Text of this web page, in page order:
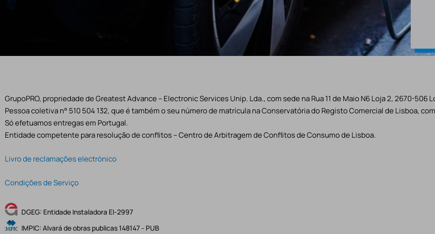
GrupoPRO, propriedade de Greatest Advance – Electronic Services Unip. Lda., com sede na Rua 11 de Maio N6 Loja 2, 2670-506
Pessoa coletiva n° 510 504 132, que é também o seu número de matrícula na Conservatória do Registo Comercial de Lisboa,
Só efetuamos entregas em Portugal.
Entidade competente para resolução de conflitos – Centro de Arbitragem de Conflitos de Consumo de Lisboa.
Livro de reclamações electrónico
Condições de Serviço
DGEG: Entidade Instaladora EI-2997
IMPIC: Alvará de obras publicas 148147 - PUB